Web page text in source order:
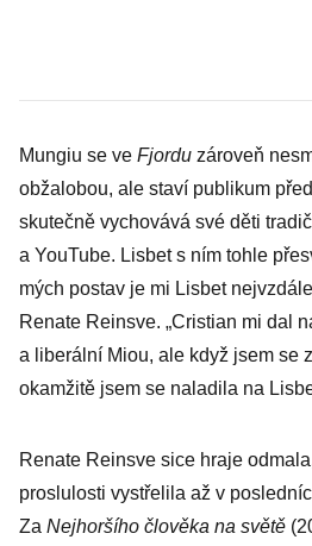
Mungiu se ve Fjordu zároveň
obžalobou, ale staví publikum
skutečně vychovává své děti
a YouTube. Lisbet s ním tohle
mých postav je mi Lisbet
Renate Reinsve. „Cristian mi dal
a liberální Miou, ale když jsem se
okamžitě jsem se naladila na
Renate Reinsve sice hraje
proslulosti vystřelila až v
Za Nejhoršího člověka na světě